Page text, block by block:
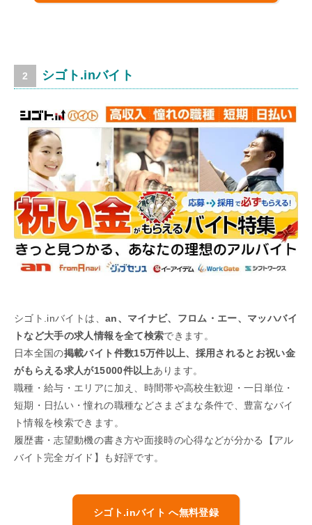
シゴト.inバイト
シゴト.inバイトは、 an、マイナビ、フロム・エー、マッハバイ
トなど大手の求人情報を全て検索できます。
日本全国の掲載バイト件数15万件以上、採用されるとお祝い金
がもらえる求人が15000件以上あります。
職種・給与・エリアに加え、時間帯や高校生歓迎・一日単位・
短期・日払い・憧れの職種などさまざまな条件で、豊富なバイ
ト情報を検索できます。
履歴書・志望動機の書き方や面接時の心得などが分かる【アル
バイト完全ガイド】も好評です。
シゴト.inバイト へ無料登録